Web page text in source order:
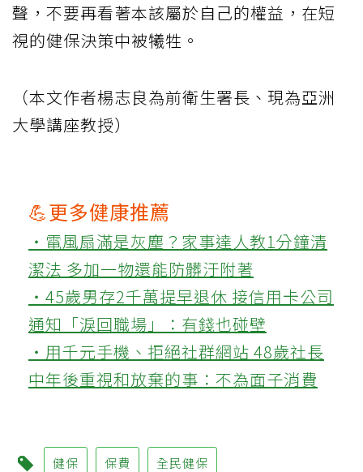
聲，不要再看著本該屬於自己的權益，在短
視的健保決策中被犧牲。
（本文作者楊志良為前衛生署長、現為亞洲
大學講座教授）
💪更多健康推薦
‧電風扇滿是灰塵？家事達人教1分鐘清
潔法 多加一物還能防髒汙附著
‧45歲男存2千萬提早退休 接信用卡公司
通知「淚回職場」：有錢也碰壁
‧用千元手機、拒絕社群網站 48歲社長
中年後重視和放棄的事：不為面子消費
健保 保費 全民健保